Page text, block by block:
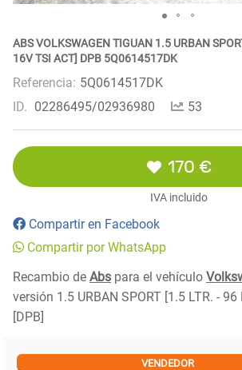
ABS VOLKSWAGEN TIGUAN 1.5 URBAN
16V TSI ACT] DPB 5Q0614517DK
Referencia: 5Q0614517DK
ID. 02286495/02936980 53
170 €
IVA incluido
Compartir en Facebook
Compartir por WhatsApp
Recambio de Abs para el vehículo
versión 1.5 URBAN SPORT [1.5 LTR. - 96
[DPB]
VENDEDOR